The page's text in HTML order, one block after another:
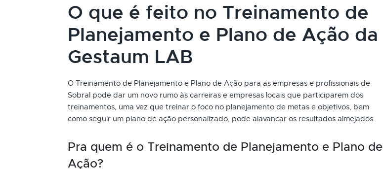
O que é feito no Treinamento de
Planejamento e Plano de Ação da
Gestaum LAB
O Treinamento de Planejamento e Plano de Ação para as empresas e profissionais de
Sobral pode dar um novo rumo às carreiras e empresas locais que participarem dos
treinamentos, uma vez que treinar o foco no planejamento de metas e objetivos, bem
como seguir um plano de ação personalizado, pode alavancar os resultados almejados.
Pra quem é o Treinamento de Planejamento e Plano de
Ação?